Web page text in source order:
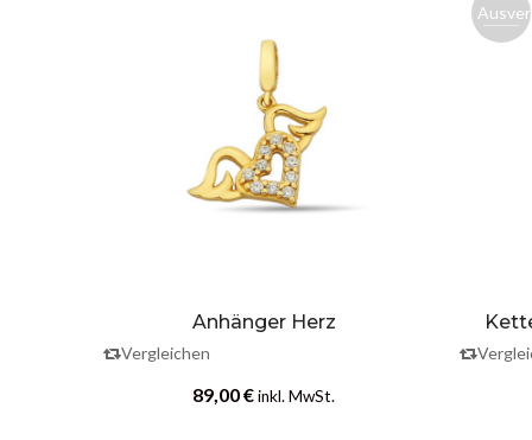
Anhänger Herz
Vergleichen
89,00€inkl. MwSt.